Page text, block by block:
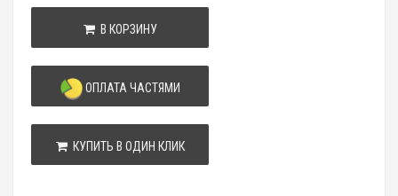
В КОРЗИНУ
ОПЛАТА ЧАСТЯМИ
КУПИТЬ В ОДИН КЛИК